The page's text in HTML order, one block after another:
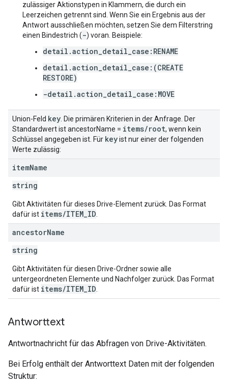
zulässiger Aktionstypen in Klammern, die durch ein
Leerzeichen getrennt sind. Wenn Sie ein Ergebnis aus der
Antwort ausschließen möchten, setzen Sie dem Filterstring
einen Bindestrich (-) voran. Beispiele:
detail.action_detail_case:RENAME
detail.action_detail_case:(CREATE
RESTORE)
-detail.action_detail_case:MOVE
Union-Feld key . Die primären Kriterien in der Anfrage. Der
Standardwert ist ancestorName = items/root, wenn kein
Schlüssel angegeben ist. Für keyist nur einer der folgenden
Werte zulässig:
itemName
string
Gibt Aktivitäten für dieses Drive-Element zurück. Das Format
dafür ist items/ITEM_ID
ancestorName
string
Gibt Aktivitäten für diesen Drive-Ordner sowie alle
untergeordneten Elemente und Nachfolger zurück. Das Format
dafür ist items/ITEM_ID
Antworttext
Antwortnachricht für das Abfragen von Drive-Aktivitäten.
Bei Erfolg enthält der Antworttext Daten mit der folgenden
Struktur: